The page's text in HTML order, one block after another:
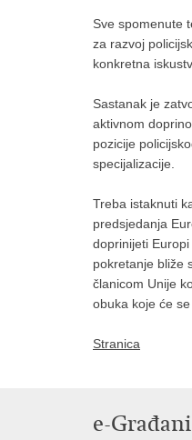
Sve spomenute
za razvoj
konkretna
Sastanak je
aktivnom
pozicije
specijalizacije.
Treba istaknuti
predsjedanja
doprinijeti
pokretanje bliže
članicom Unije
obuka koje će
Stranica
e-Građani